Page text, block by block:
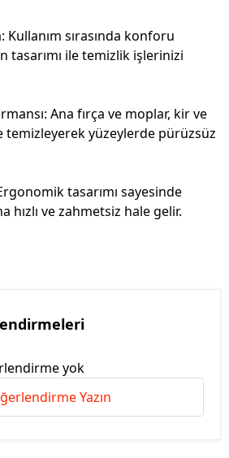
Kullanım sırasında konforu
tasarımı ile temizlik işlerinizi
Ana fırça ve moplar, kir ve
temizleyerek yüzeylerde pürüzsüz
tasarımı sayesinde
hızlı ve zahmetsiz hale gelir.
yok
Yazın